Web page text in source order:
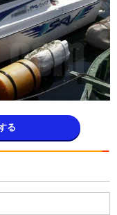
る